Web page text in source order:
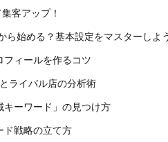
客アップ！
始める？基本設定をマスターしよ
フィールを作るコツ
ライバル店の分析術
キーワード」の見つけ方
ド戦略の立て方